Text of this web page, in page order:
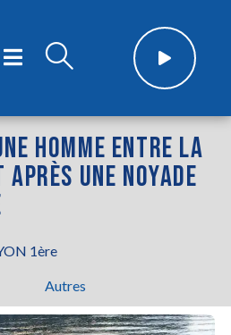
HOMME ENTRE LA
UNE NOYADE
1ère
Autres